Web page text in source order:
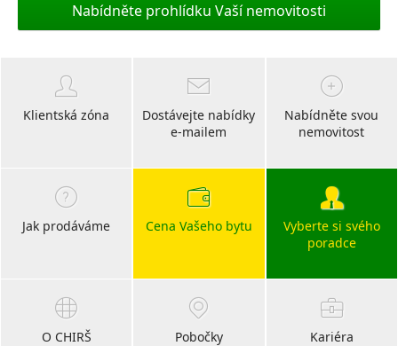
Nabídněte prohlídku Vaší nemovitosti
Klientská zóna
Dostávejte nabídky
e-mailem
Nabídněte svou
nemovitost
Jak prodáváme Cena Vašeho bytu
Vyberte si svého
poradce
O CHIRŠ Pobočky
Kariéra